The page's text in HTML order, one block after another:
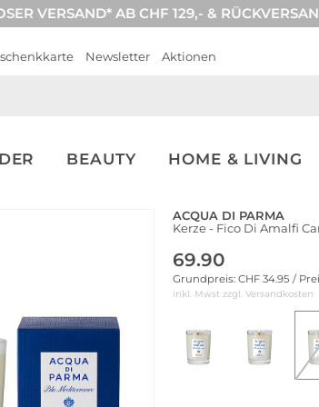
VERSAND* AB CHF 129,- &
Newsletter Aktionen
BEAUTY HOME & LIVING
ACQUA DI PARMA
Kerze - Fico Di Amalfi
69.90
Grundpreis: CHF 34.95 /
inkl. Mwst zzgl. Versandkosten